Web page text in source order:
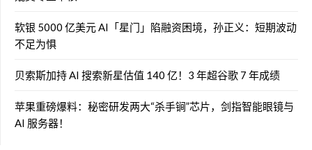
软银 5000 亿美元 AI「星门」陷融资困境，孙正义：短期波动
不足为惧
贝索斯加持 AI 搜索新星估值 140 亿！3 年超谷歌 7 年成绩
苹果重磅爆料：秘密研发两大“杀手锏”芯片，剑指智能眼镜与
AI 服务器！